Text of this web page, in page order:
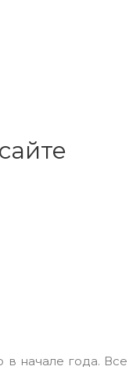
начале года. Все